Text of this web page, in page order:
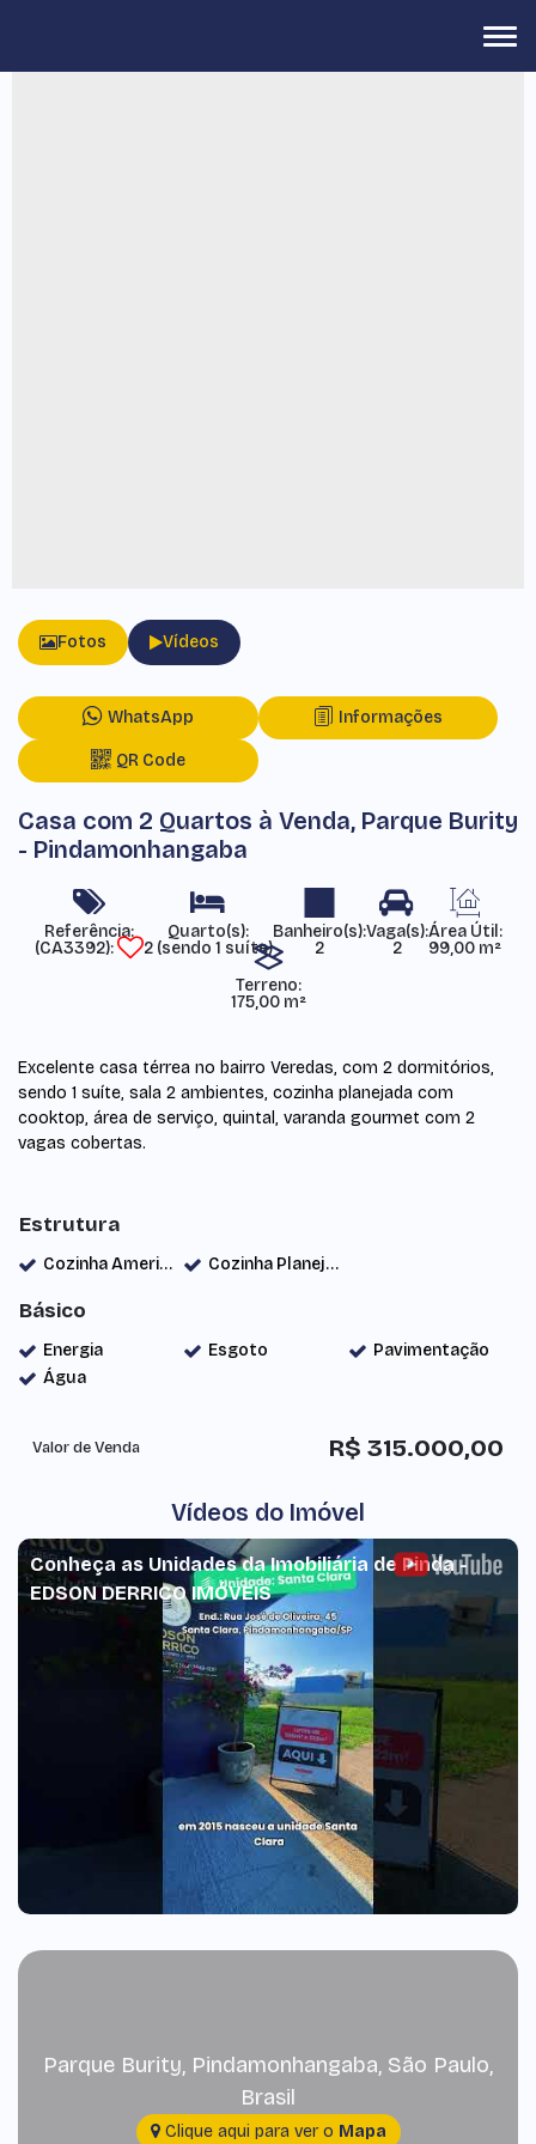
Fotos Vídeos
WhatsApp Informações
QR Code
Casa com 2 Quartos à Venda, Parque Burity
- Pindamonhangaba
Referência:
(CA3392)
2 (sendo 1 suíte) 2 2
Área Útil:
99,00 m²
Terreno:
175,00 m²
Excelente casa térrea no bairro Veredas, com 2 dormitórios,
sendo 1 suíte, sala 2 ambientes, cozinha planejada com
cooktop, área de serviço, quintal, varanda gourmet com 2
vagas cobertas.
Estrutura
Cozinha Americana Cozinha Planejada
Básico
Energia Esgoto
Pavimentação
Água
R$ 315.000,00
Valor de Venda
Vídeos do Imóvel
Conheça as Unidades da Imobiliária de Pinda -
EDSON DERRICO IMÓVEIS
Parque Burity, Pindamonhangaba, São Paulo,
Brasil
Clique aqui para ver o Mapa